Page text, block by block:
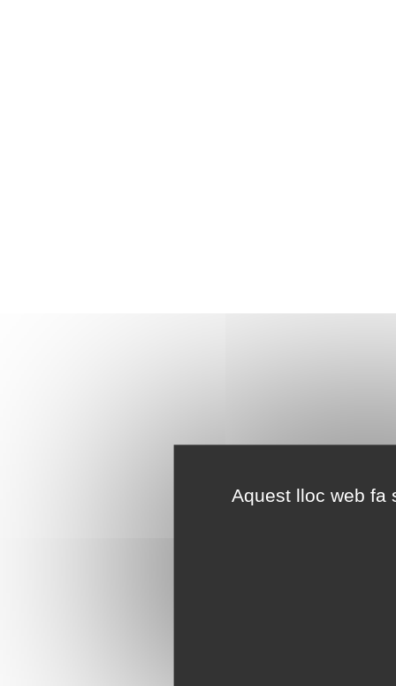
Aquest lloc web fa